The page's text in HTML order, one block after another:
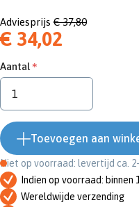
Adviesprijs € 37,80
€ 34,02
Aantal
Toevoegen aan
Niet op voorraad: levertijd ca.
Indien op voorraad: binnen
Wereldwijde verzending